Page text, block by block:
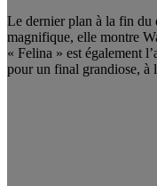
Le dernier plan à la fin du
magnifique, elle montre
« Felina » est également
pour un final grandiose, à